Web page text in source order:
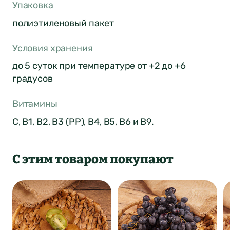
Упаковка
полиэтиленовый пакет
Условия хранения
до 5 суток при температуре от +2 до +6
градусов
Витамины
C, B1, B2, B3 (PP), B4, B5, B6 и B9.
С этим товаром покупают
Нет Да
4Ваша оценка
Отзыв отправлен
автоматически
изменен